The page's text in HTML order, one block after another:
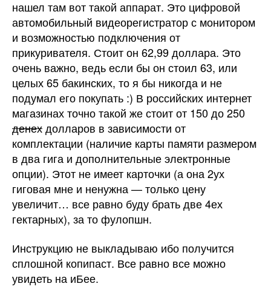
нашел там вот такой аппарат. Это цифровой
автомобильный видеорегистратор с монитором
и возможностью подключения от
прикуривателя. Стоит он 62,99 доллара. Это
очень важно, ведь если бы он стоил 63, или
целых 65 бакинских, то я бы никогда и не
подумал его покупать :) В российских интернет
магазинах точно такой же стоит от 150 до 250
денехдолларов в зависимости от
комплектации (наличие карты памяти размером
в два гига и дополнительные электронные
опции). Этот не имеет карточки (а она 2ух
гиговая мне и ненужна — только цену
увеличит… все равно буду брать две 4ех
гектарных), за то фулопшн.
Инструкцию не выкладываю ибо получится
сплошной копипаст. Все равно все можно
увидеть на иБее.